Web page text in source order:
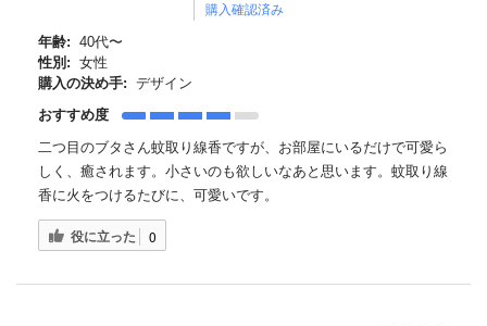
購入確認済み
年齢: 40代〜
性別: 女性
購入の決め手: デザイン
おすすめ度
二つ目のブタさん蚊取り線香ですが、お部屋にいるだけで可愛ら
しく、癒されます。小さいのも欲しいなあと思います。蚊取り線
香に火をつけるたびに、可愛いです。
役に立った 0